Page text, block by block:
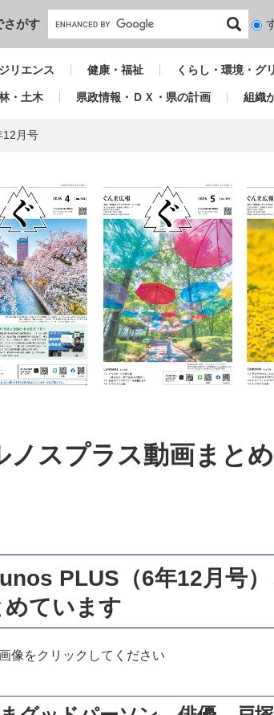
本文へ
さがす
検
対
リエンス 健康・福祉 くらし・環境・グ
・土木 県政情報・ＤＸ・県の計画 組織
12月号
ノスプラス動画まと
PLUS（6年12月号
めています
をクリックしてください